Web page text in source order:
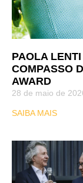
PAOLA
COMPASSO
AWARD
28 de maio de
SAIBA MAIS